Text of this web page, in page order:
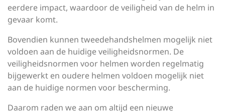
eerdere impact, waardoor de veiligheid van de helm in
gevaar komt.
Bovendien kunnen tweedehandshelmen mogelijk niet
voldoen aan de huidige veiligheidsnormen. De
veiligheidsnormen voor helmen worden regelmatig
bijgewerkt en oudere helmen voldoen mogelijk niet
aan de huidige normen voor bescherming.
Daarom raden we aan om altijd een nieuwe